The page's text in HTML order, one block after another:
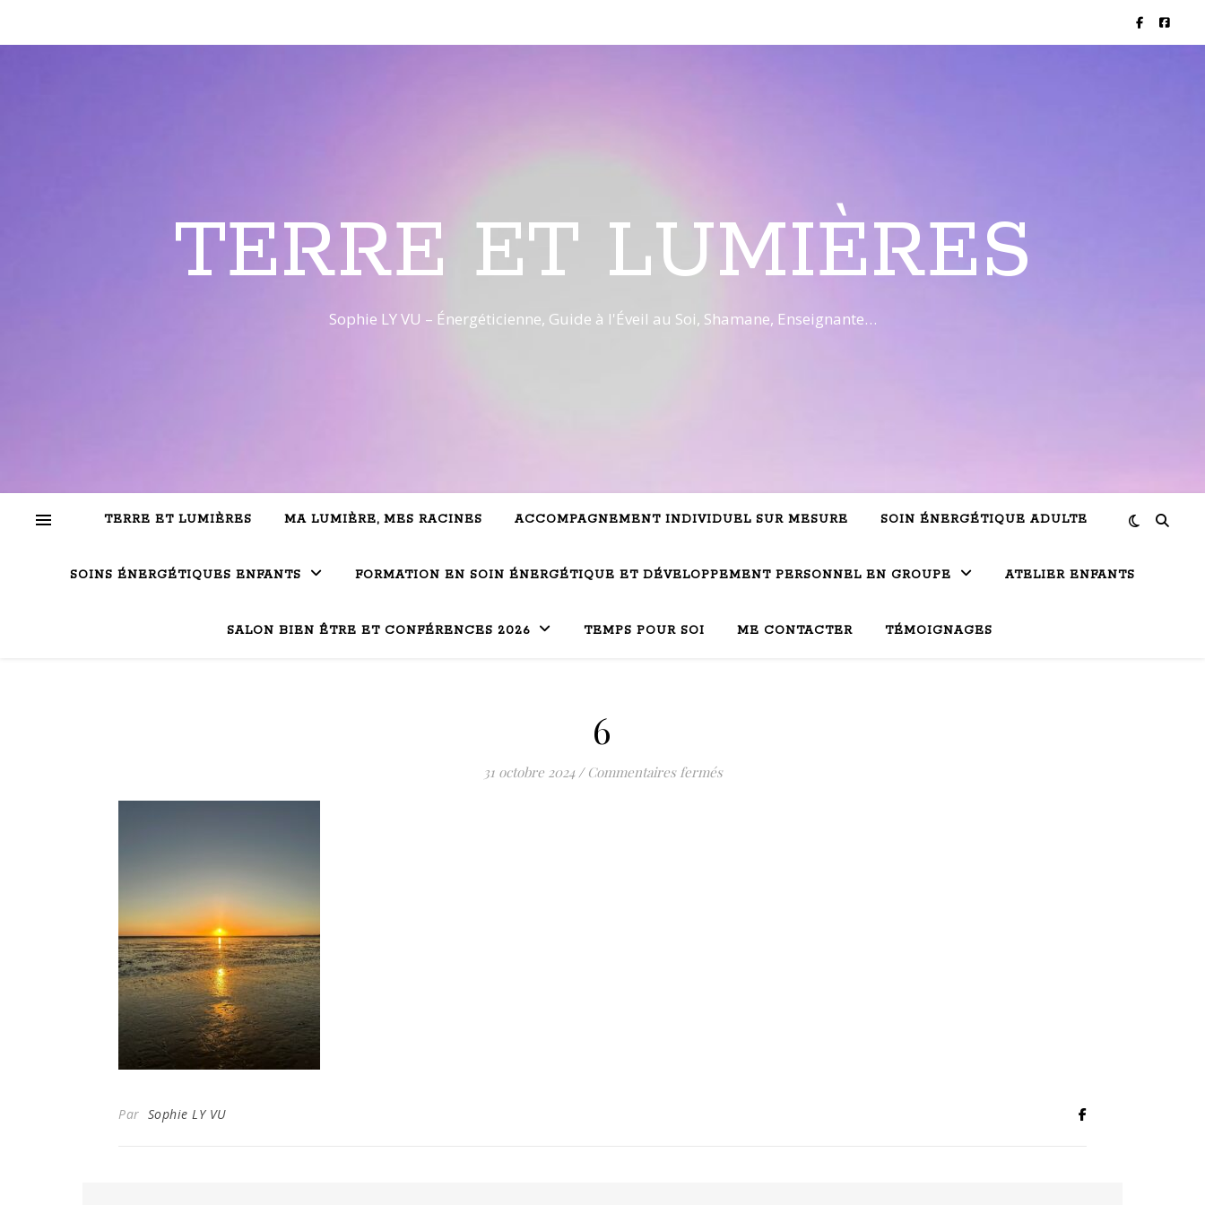
TERRE ET LUMIÈRES
Sophie LY VU – Énergéticienne, Guide à l'Éveil au Soi, Shamane, Enseignante…
TERRE ET LUMIÈRES MA LUMIÈRE, MES RACINES ACCOMPAGNEMENT INDIVIDUEL SUR MESURE SOIN ÉNERGÉTIQUE ADULTE
SOINS ÉNERGÉTIQUES ENFANTS FORMATION EN SOIN ÉNERGÉTIQUE ET DÉVELOPPEMENT PERSONNEL EN GROUPE ATELIER ENFANTS
SALON BIEN ÊTRE ET CONFÉRENCES 2026 TEMPS POUR SOI ME CONTACTER TÉMOIGNAGES
6
31 octobre 2024 / Commentaires ferméssur 6
Par Sophie LY VU